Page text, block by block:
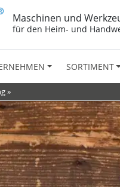
Maschinen und
für den Heim- und
SORTIMENT
»